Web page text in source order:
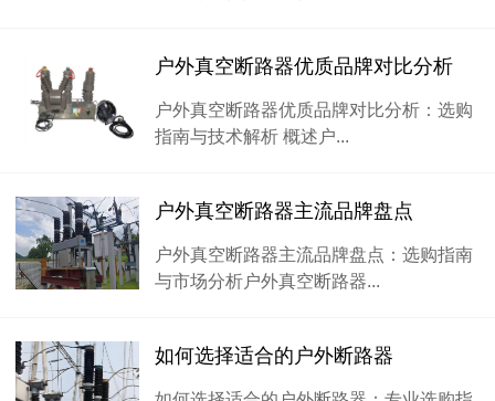
户外真空断路器优质品牌对比分析
户外真空断路器优质品牌对比分析：选购
指南与技术解析 概述户...
户外真空断路器主流品牌盘点
户外真空断路器主流品牌盘点：选购指南
与市场分析户外真空断路器...
如何选择适合的户外断路器